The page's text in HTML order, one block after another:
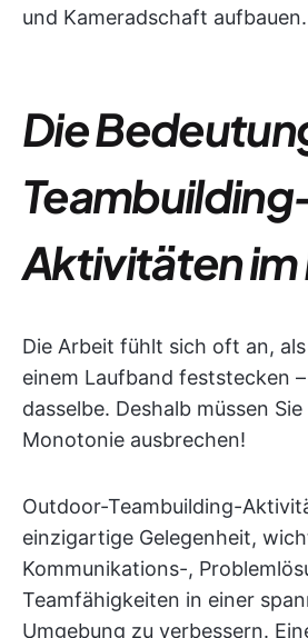
und Kameradschaft aufbauen.
Die
Aktivitäten im
Die Arbeit fühlt sich oft an,
einem Laufband feststecken
dasselbe. Deshalb müssen
Monotonie ausbrechen!
Outdoor-Teambuilding-
einzigartige Gelegenheit,
Kommunikations-,
Teamfähigkeiten in einer
Umgebung zu verbessern.